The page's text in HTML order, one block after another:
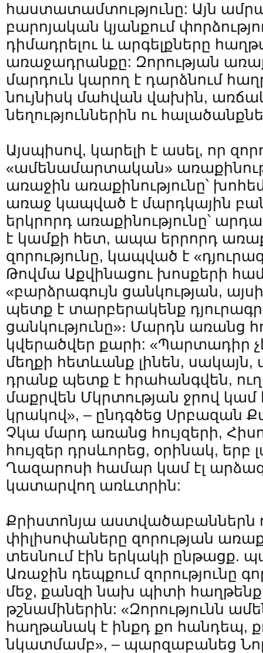
հաստատամտությունը: Այն
բարոյական կյանքում
դիմադրելու և արգելքները
առաջադրանքը: Զորության
մարդուն կարող է դարձնում
նույնիսկ մահվան վախին,
նեղություններին ու
Այսպիսով, կարելի է ասել, որ
«ամենամարտական»
առաջին առաքինությունը՝
առաջ կապված է մարդկային
երկրորդ առաքինությունը՝
է կամքի հետ, ապա երրորդ
զորությունը, կապված է
Թովմա Աքվինացու խոսքերի
«բարձրագույն ցանկության,
պետք է տարբերակենք
ցանկությունը»։ Մարդն առանց
կվերածվեր քարի: «Պարտադիր
մեղքի հետևանք լինեն, սակայն,
դրանք պետք է հրահանգվեն,
մաքրվեն Մկրտության ջրով կամ
կրակով», – ընդգծեց Սրբազան
Չկա մարդ առանց հույզերի,
հույզեր դրսևորեց, օրինակ,
Ղազարոսի համար կամ էլ
կատարվող առևտրին:
Քրիստոնյա աստվածաբաններն
փիլիսոփաները զորության
տեսնում էին երկակի ընթացք.
Առաջին դեպքում զորությունը
մեջ, քանզի նախ պիտի հաղթենք
թշնամիներին: «Զորությունն
հաղթանակ է ինքդ քո հանդեպ,
նկատմամբ», – պարզաբանեց